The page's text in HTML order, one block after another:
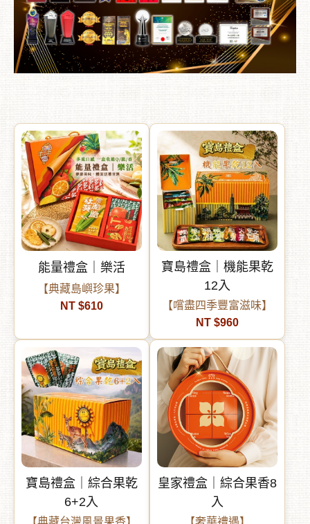
能量禮盒｜樂活
【典藏島嶼珍果】
NT $610
寶島禮盒｜機能果乾
12入
【嚐盡四季豐富滋味】
NT $960
寶島禮盒｜綜合果乾
6+2入
【典藏台灣風景果香】
皇家禮盒｜綜合果香8
入
【奢華禮遇】